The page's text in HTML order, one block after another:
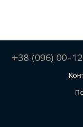
+38 (096) 00-